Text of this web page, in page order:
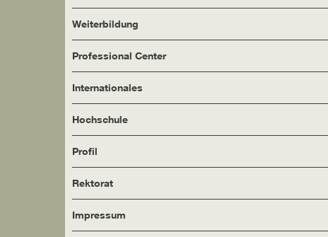
Weiterbildung
Professional Center
Internationales
Hochschule
Profil
Rektorat
Impressum